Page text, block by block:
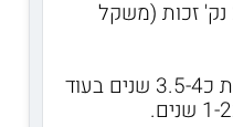
השוני היחיד הוא של 2-3 נק' זכות (משקל
2. אחות אקדמאית לומדת כ3.5-4 שנים בעוד